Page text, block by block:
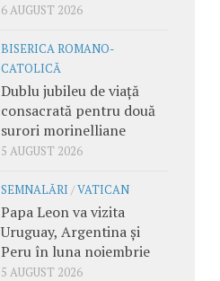
6 AUGUST 2026
BISERICA ROMANO-
CATOLICĂ
Dublu jubileu de viață
consacrată pentru două
surori morinelliane
5 AUGUST 2026
SEMNALĂRI /VATICAN
Papa Leon va vizita
Uruguay, Argentina și
Peru în luna noiembrie
5 AUGUST 2026